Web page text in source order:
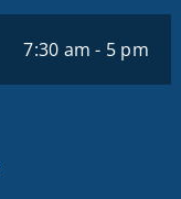
7:30 am - 5 pm